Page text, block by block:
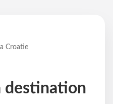
Croatie
destination